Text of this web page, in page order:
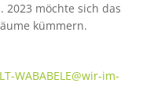
2023 möchte sich das
kümmern.
LT-WABABELE@wir-im-